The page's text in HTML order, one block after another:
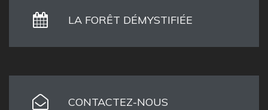
LA FORÊT DÉMYSTIFIÉE
CONTACTEZ-NOUS